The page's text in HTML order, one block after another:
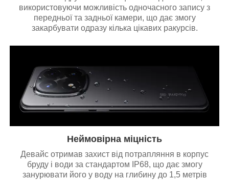
використовуючи можливість одночасного запису з
передньої та задньої камери, що дає змогу
закарбувати одразу кілька цікавих ракурсів.
Неймовірна міцність
Девайс отримав захист від потрапляння в корпус
бруду і води за стандартом IP68, що дає змогу
занурювати його у воду на глибину до 1,5 метрів